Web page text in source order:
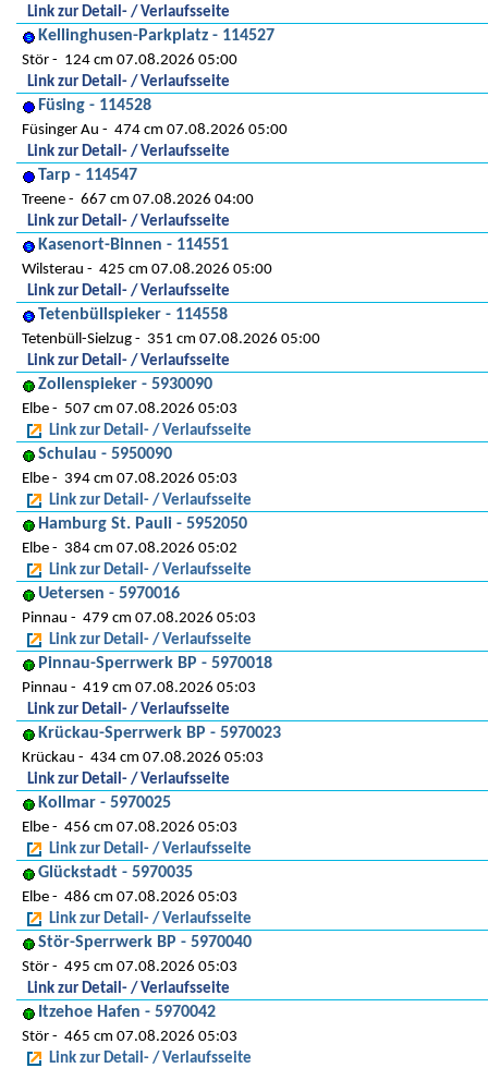
Link zur Detail- / Verlaufsseite
Kellinghusen-Parkplatz - 114527
Stör
124 cm 07.08.2026 05:00
Link zur Detail- / Verlaufsseite
Füsing - 114528
Füsinger Au
474 cm 07.08.2026 05:00
Link zur Detail- / Verlaufsseite
Tarp - 114547
Treene
667 cm 07.08.2026 04:00
Link zur Detail- / Verlaufsseite
Kasenort-Binnen - 114551
Wilsterau
425 cm 07.08.2026 05:00
Link zur Detail- / Verlaufsseite
Tetenbüllspieker - 114558
Tetenbüll-Sielzug
351 cm 07.08.2026 05:00
Link zur Detail- / Verlaufsseite
Zollenspieker - 5930090
Elbe
507 cm 07.08.2026 05:03
Link zur Detail- / Verlaufsseite
Schulau - 5950090
Elbe
394 cm 07.08.2026 05:03
Link zur Detail- / Verlaufsseite
Hamburg St. Pauli - 5952050
Elbe
384 cm 07.08.2026 05:02
Link zur Detail- / Verlaufsseite
Uetersen - 5970016
Pinnau
479 cm 07.08.2026 05:03
Link zur Detail- / Verlaufsseite
Pinnau-Sperrwerk BP - 5970018
Pinnau
419 cm 07.08.2026 05:03
Link zur Detail- / Verlaufsseite
Krückau-Sperrwerk BP - 5970023
Krückau
434 cm 07.08.2026 05:03
Link zur Detail- / Verlaufsseite
Kollmar - 5970025
Elbe
456 cm 07.08.2026 05:03
Link zur Detail- / Verlaufsseite
Glückstadt - 5970035
Elbe
486 cm 07.08.2026 05:03
Link zur Detail- / Verlaufsseite
Stör-Sperrwerk BP - 5970040
Stör
495 cm 07.08.2026 05:03
Link zur Detail- / Verlaufsseite
Itzehoe Hafen - 5970042
Stör
465 cm 07.08.2026 05:03
Link zur Detail- / Verlaufsseite